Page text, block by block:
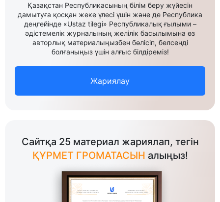
Қазақстан Республикасының білім беру жүйесін
дамытуға қосқан жеке үлесі үшін және де Республика
деңгейінде «Ustaz tilegi» Республикалық ғылыми –
әдістемелік журналының желілік басылымына өз
авторлық материалыңызбен бөлісіп, белсенді
болғаныңыз үшін алғыс білдіреміз!
Жариялау
Сайтқа 25 материал жариялап, тегін
ҚҰРМЕТ ГРОМАТАСЫН алыңыз!